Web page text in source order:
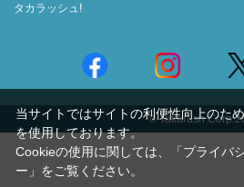
タカラッシュ!
© Takarush
当サイトではサイトの利便性向上のた
を使用しております。
Cookieの使用に関しては、
「プライバ
ー」 をご覧ください。